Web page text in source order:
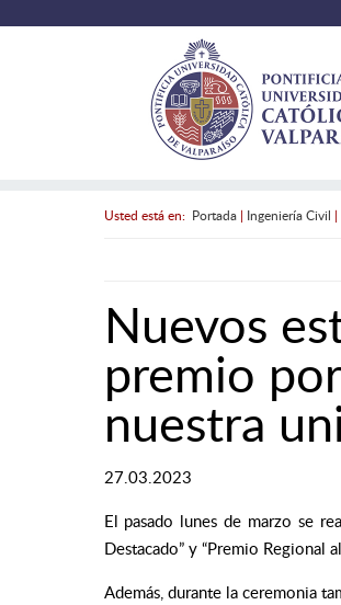
Usted está en: Portada| Ingeniería Civil |
Nuevos
premio
nuestra
27.03.2023
El pasado lunes de marzo se
Destacado” y “Premio Regional
Además, durante la ceremonia